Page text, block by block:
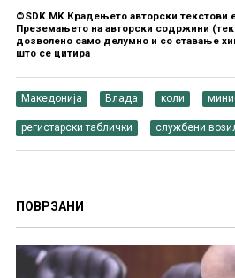
©SDK.MK Крадењето авторски текстови
Преземањето на авторски содржини
дозволено само делумно и со ставање
што се цитира
Македонија Влада коли
регистарски таблички службени
ПОВРЗАНИ